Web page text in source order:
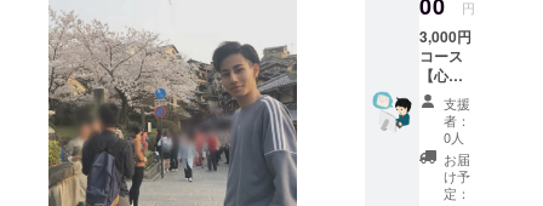
円
3,000円
コース
【心を
込めた
感謝の
メール
コー
ス】 心
からの
支援
者：
0人
お届
け予
定：